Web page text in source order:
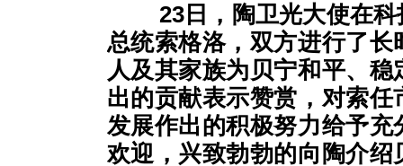
23日，陶卫光大使在
总统索格洛，双方进行了
人及其家族为贝宁和平、
出的贡献表示赞赏，对索
发展作出的积极努力给予
欢迎，兴致勃勃的向陶介